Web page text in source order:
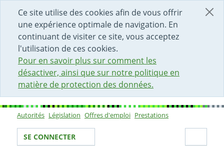
Ce site utilise des cookies afin de vous offrir
une expérience optimale de navigation. En
continuant de visiter ce site, vous acceptez
l'utilisation de ces cookies.
Pour en savoir plus sur comment les
désactiver, ainsi que sur notre politique en
matière de protection des données.
DÉBUT DU CONTENU DE LA PAGE
ACCÈS AU CHAMP DE RECHERCHE
PAGE D'ACCUEIL
FORMULAIRE DE CONTACT
Sous-navigation
Autorités Législation Offres d'emploi Prestations
Votre identité
SE CONNECTER